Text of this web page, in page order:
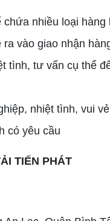
nhiều loại hàng
vào giao nhận
tình, tư vấn cụ thể
nhiệt tình, vui
có yêu cầu
TIẾN PHÁT